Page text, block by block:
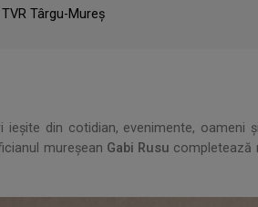
Târgu-Mureș
ieșite din cotidian, evenimente, oameni
mureșean Gabi Rusu completează